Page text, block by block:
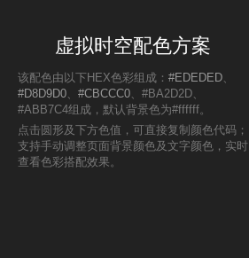
虚拟时空配色方案
该配色由以下HEX色彩组成： #EDEDED、
#D8D9D0、 #CBCCC0、#BA2D2D、
#ABB7C4组成，默认背景色为#ffffff。
点击圆形及下方色值，可直接复制颜色代码；
支持手动调整页面背景颜色及文字颜色，实时
查看色彩搭配效果。